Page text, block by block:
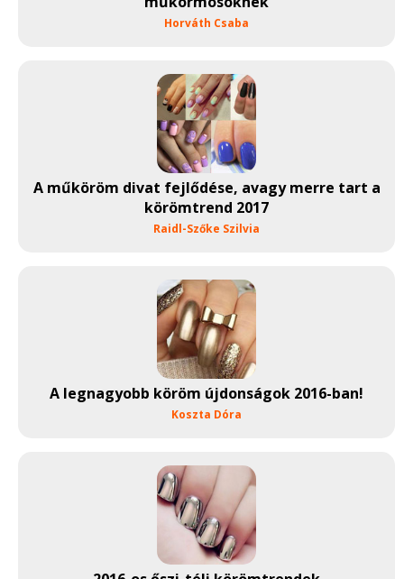
Horváth Csaba
A műköröm divat fejlődése, avagy merre tart a
körömtrend 2017
Raidl-Szőke Szilvia
A legnagyobb köröm újdonságok 2016-ban!
Koszta Dóra